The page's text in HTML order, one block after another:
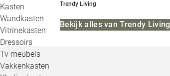
Kasten
Wandkasten
Vitrinekasten
Dressoirs
Tv meubels
Vakkenkasten
Trendy Living
Bekijk alles van Trendy Living